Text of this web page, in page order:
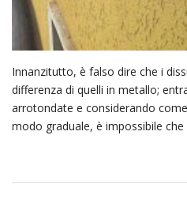
Innanzitutto, è falso dire che i
differenza di quelli in metallo;
arrotondate e considerando
modo graduale, è impossibile